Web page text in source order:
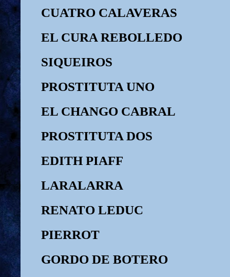
CUATRO CALAVERAS
EL CURA REBOLLEDO
SIQUEIROS
PROSTITUTA UNO
EL CHANGO CABRAL
PROSTITUTA DOS
EDITH PIAFF
LARALARRA
RENATO LEDUC
PIERROT
GORDO DE BOTERO